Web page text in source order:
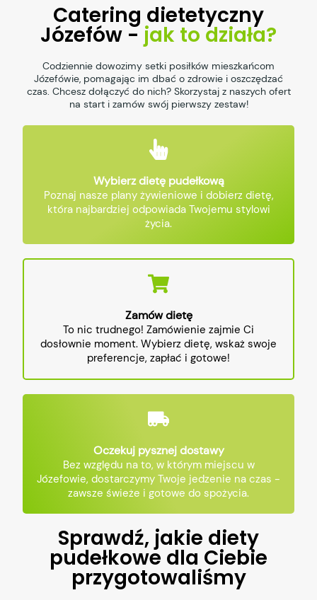
Catering dietetyczny
Józefów - jak to działa?
Codziennie dowozimy setki posiłków mieszkańcom
Józefówie, pomagając im dbać o zdrowie i oszczędzać
czas. Chcesz dołączyć do nich? Skorzystaj z naszych ofert
na start i zamów swój pierwszy zestaw!
Wybierz dietę pudełkową
Poznaj nasze plany żywieniowe i dobierz dietę,
która najbardziej odpowiada Twojemu stylowi
życia.
Zamów dietę
To nic trudnego! Zamówienie zajmie Ci
dosłownie moment. Wybierz dietę, wskaż swoje
preferencje, zapłać i gotowe!
Oczekuj pysznej dostawy
Bez względu na to, w którym miejscu w
Józefowie, dostarczymy Twoje jedzenie na czas -
zawsze świeże i gotowe do spożycia.
Sprawdź, jakie diety
pudełkowe dla Ciebie
przygotowaliśmy